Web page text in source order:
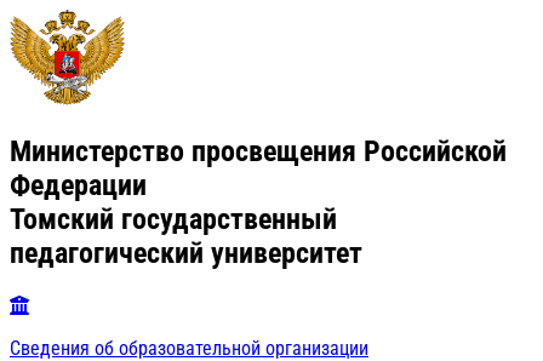
Министерство просвещения Российской
Федерации
Томский государственный
педагогический университет
Сведения об образовательной организации